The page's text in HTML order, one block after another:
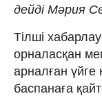
дейді Мәрия
Тілші
орналасқан
арналған үйге
баспанаға